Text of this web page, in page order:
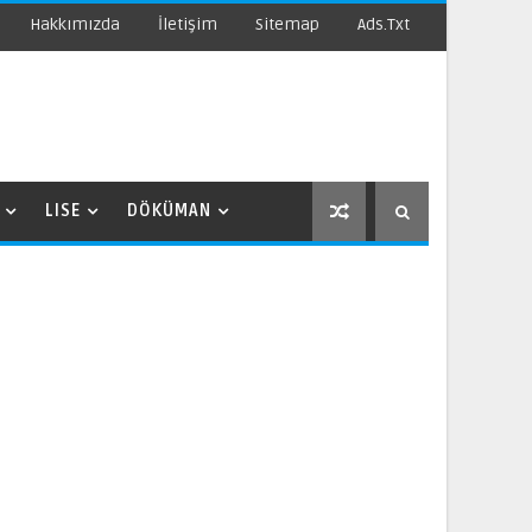
Hakkımızda İletişim Sitemap Ads.txt
LISE DÖKÜMAN